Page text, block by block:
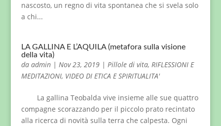
nascosto, un regno di vita spontanea che si svela solo
a chi...
LA GALLINA E L’AQUILA (metafora sulla visione
della vita)
da admin| Nov 23, 2019| Pillole di vita, RIFLESSIONI E
MEDITAZIONI, VIDEO DI ETICA E SPIRITUALITA'
La gallina Teobalda vive insieme alle sue quattro
compagne scorazzando per il piccolo prato recintato
alla ricerca di novità sulla terra che calpesta. Ogni